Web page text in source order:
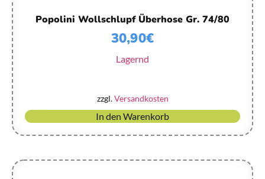
Popolini Wollschlupf Überhose Gr. 74/80
30,90€
Lagernd
zzgl.Versandkosten
In den Warenkorb